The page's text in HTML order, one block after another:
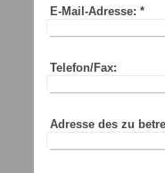
E-Mail-Adresse: *
Telefon/Fax:
Adresse des zu